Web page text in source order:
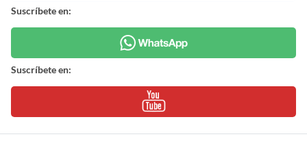
Suscríbete en:
Suscríbete en: